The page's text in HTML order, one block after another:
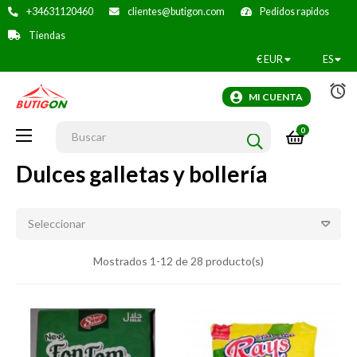
+34631120460 clientes@butigon.com
Pedidos rapidos
Tiendas
€ EUR ES
alarm
0
MI CUENTA
Navegación
palanca
☰
Dulces galletas y bollería
Seleccionar
Mostrados 1-12 de 28 producto(s)